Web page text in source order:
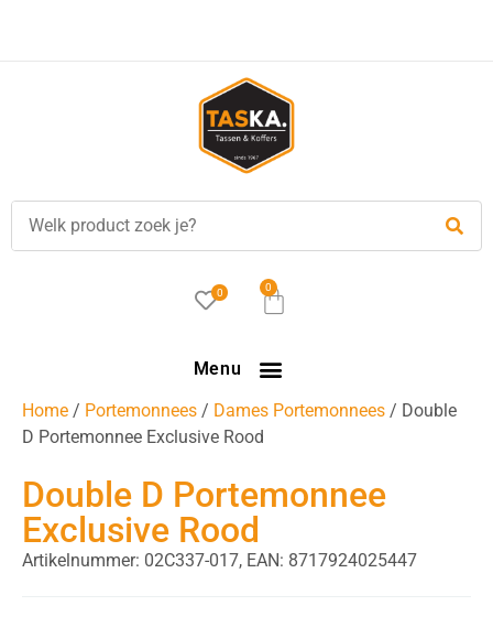
besteld, is vandaag verzonden!
0 0
Menu
Home / Portemonnees / Dames Portemonnees / Double
D Portemonnee Exclusive Rood
Double D Portemonnee
Exclusive Rood
Artikelnummer: 02C337-017, EAN: 8717924025447